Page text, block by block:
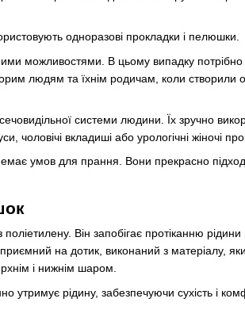
одноразові прокладки і пелюшки.
можливостями. В цьому випадку
людям та їхнім родичам, коли
системи людини. Їх зручно
чоловічі вкладиші або урологічні жіночі
умов для прання. Вони прекрасно
Він запобігає протіканню рідини
на дотик, виконаний з матеріалу,
і нижнім шаром.
рідину, забезпечуючи сухість і